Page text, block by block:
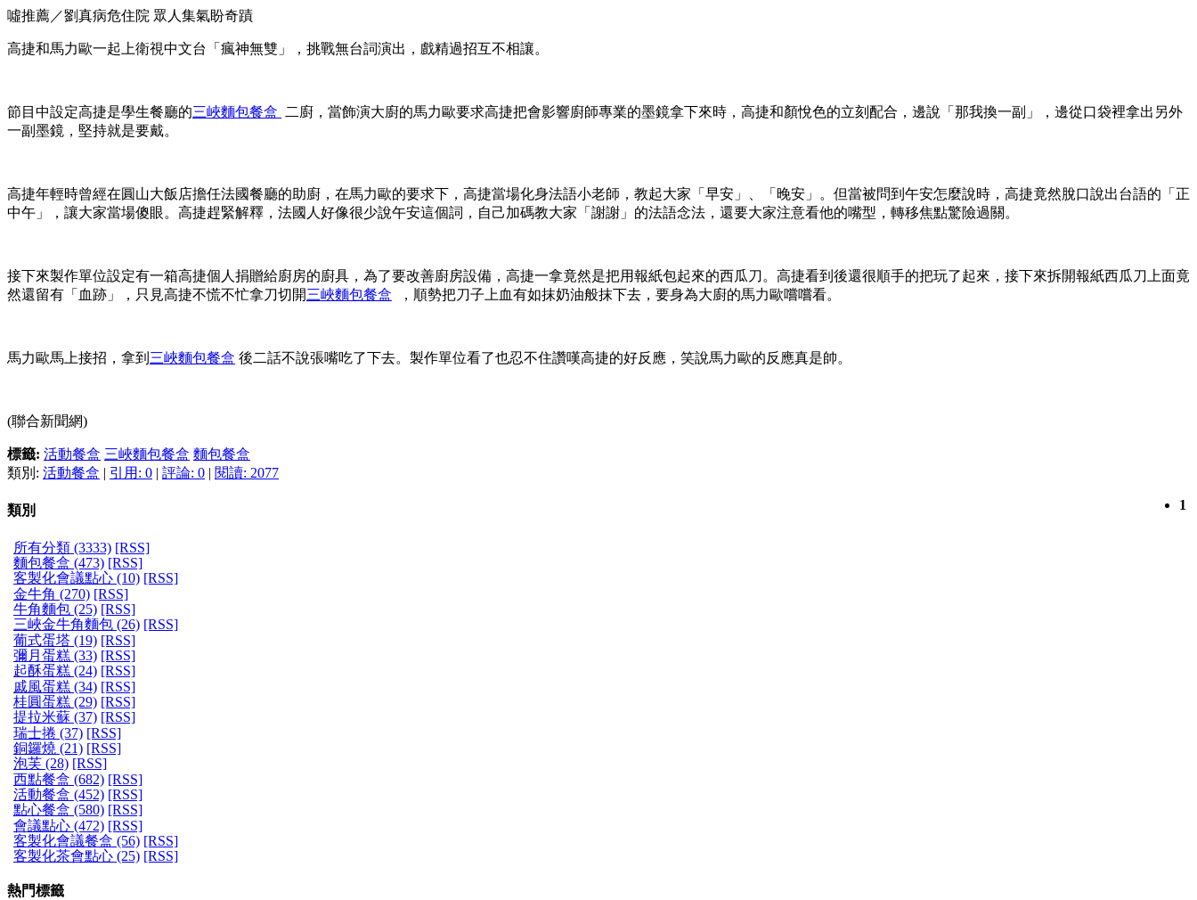
噓推薦／劉真病危住院 眾人集氣盼奇蹟
高捷和馬力歐一起上衛視中文台「瘋神無雙」，挑戰無台詞演出，戲精過招互不相讓。
節目中設定高捷是學生餐廳的三峽麵包餐盒
二廚，當飾演大廚的馬力歐要求高捷把會影響廚師專業的墨鏡拿下來時，高捷和顏悅色的立刻配合，邊說「那我換一副」，邊從口袋裡拿出另外
一副墨鏡，堅持就是要戴。
高捷年輕時曾經在圓山大飯店擔任法國餐廳的助廚，在馬力歐的要求下，高捷當場化身法語小老師，教起大家「早安」、「晚安」。但當被問到午安怎麼說時，高捷竟然脫口說出台語的「正
中午」，讓大家當場傻眼。高捷趕緊解釋，法國人好像很少說午安這個詞，自己加碼教大家「謝謝」的法語念法，還要大家注意看他的嘴型，轉移焦點驚險過關。
接下來製作單位設定有一箱高捷個人捐贈給廚房的廚具，為了要改善廚房設備，高捷一拿竟然是把用報紙包起來的西瓜刀。高捷看到後還很順手的把玩了起來，接下來拆開報紙西瓜刀上面竟
然還留有「血跡」，只見高捷不慌不忙拿刀切開三峽麵包餐盒 ，順勢把刀子上血有如抹奶油般抹下去，要身為大廚的馬力歐嚐嚐看。
馬力歐馬上接招，拿到 三峽麵包餐盒 後二話不說張嘴吃了下去。製作單位看了也忍不住讚嘆高捷的好反應，笑說馬力歐的反應真是帥。
(聯合新聞網)
標籤: 活動餐盒 三峽麵包餐盒 麵包餐盒
類別: 活動餐盒 | 引用: 0 | 評論: 0 | 閱讀: 2077
1
類別
所有分類 (3333) [RSS]
麵包餐盒 (473) [RSS]
客製化會議點心 (10) [RSS]
金牛角 (270) [RSS]
牛角麵包 (25) [RSS]
三峽金牛角麵包 (26) [RSS]
葡式蛋塔 (19) [RSS]
彌月蛋糕 (33) [RSS]
起酥蛋糕 (24) [RSS]
戚風蛋糕 (34) [RSS]
桂圓蛋糕 (29) [RSS]
提拉米蘇 (37) [RSS]
瑞士捲 (37) [RSS]
銅鑼燒 (21) [RSS]
泡芙 (28) [RSS]
西點餐盒 (682) [RSS]
活動餐盒 (452) [RSS]
點心餐盒 (580) [RSS]
會議點心 (472) [RSS]
客製化會議餐盒 (56) [RSS]
客製化茶會點心 (25) [RSS]
熱門標籤